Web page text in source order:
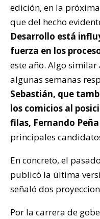
edición, en la
que del hecho
Desarrollo está
fuerza en los
este año. Algo
algunas semanas
Sebastián, que
los comicios al
filas, Fernando
principales
En concreto, el
publicó la última
señaló dos
Por la carrera de